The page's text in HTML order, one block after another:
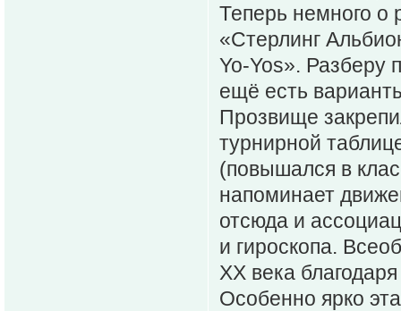
Теперь немного о
«Стерлинг
Yo‑Yos». Разберу
ещё есть
Прозвище
турнирной
(повышался в
напоминает
отсюда и
и гироскопа.
XX века
Особенно ярко